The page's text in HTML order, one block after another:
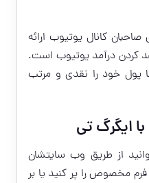
کانال یوتیوب ارائه
کردن درآمد یوتیوب است.
پول خود را نقدی و مرتب
با ایگرگ تی
از طریق وب سایتشان
مخصوص را پر کنید یا بر